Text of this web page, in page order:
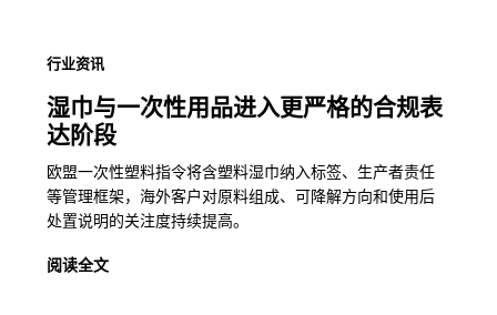
行业资讯
湿巾与一次性用品进入更严格的合规表
达阶段
欧盟一次性塑料指令将含塑料湿巾纳入标签、生产者责任
等管理框架，海外客户对原料组成、可降解方向和使用后
处置说明的关注度持续提高。
阅读全文